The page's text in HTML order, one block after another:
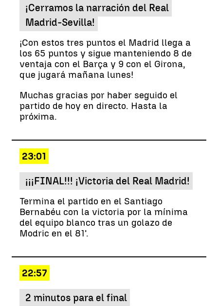
¡Cerramos la narración del Real
Madrid-Sevilla!
¡Con estos tres puntos el Madrid llega a
los 65 puntos y sigue manteniendo 8 de
ventaja con el Barça y 9 con el Girona,
que jugará mañana lunes!
Muchas gracias por haber seguido el
partido de hoy en directo. Hasta la
próxima.
23:01
¡¡¡FINAL!!! ¡Victoria del Real Madrid!
Termina el partido en el Santiago
Bernabéu con la victoria por la mínima
del equipo blanco tras un golazo de
Modric en el 81'.
22:57
2 minutos para el final